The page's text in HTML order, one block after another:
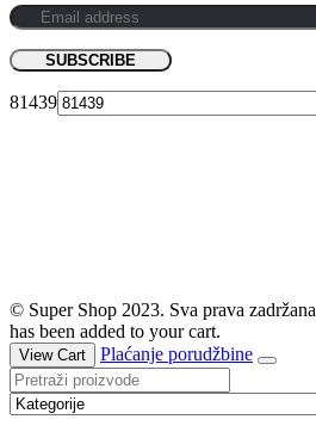
81439
© Super Shop 2023. Sva prava zadržana
has been added to your cart.
View Cart Plaćanje porudžbine